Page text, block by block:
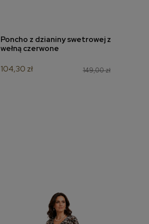
dodaj do koszyka
Poncho z dzianiny swetrowej z
wełną czerwone
149,00 zł
104,30 zł